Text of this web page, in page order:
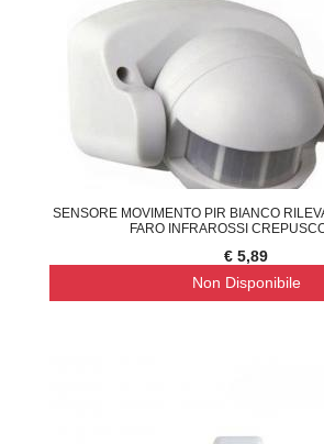
SENSORE MOVIMENTO PIR BIANCO
FARO INFRAROSSI
€ 5,89
Non Disponibile